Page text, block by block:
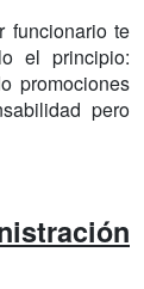
funcionario te
el principio:
promociones
pero